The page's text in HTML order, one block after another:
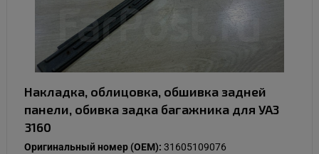
Накладка, облицовка, обшивка задней
панели, обивка задка багажника для УАЗ
3160
Оригинальный номер (OEM): 31605109076